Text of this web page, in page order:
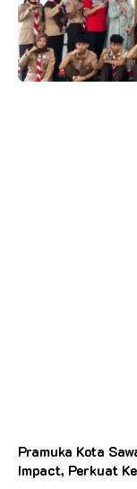
Pramuka Kota
Impact, Perkuat